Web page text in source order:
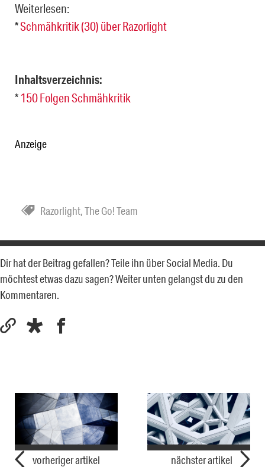
Weiterlesen:
*Schmähkritik (30) über Razorlight
Inhaltsverzeichnis:
*150 Folgen Schmähkritik
Anzeige
Razorlight,The Go! Team
Dir hat der Beitrag gefallen? Teile ihn über Social Media. Du
möchtest etwas dazu sagen? Weiter unten gelangst du zu den
Kommentaren.
vorheriger artikel nächster artikel